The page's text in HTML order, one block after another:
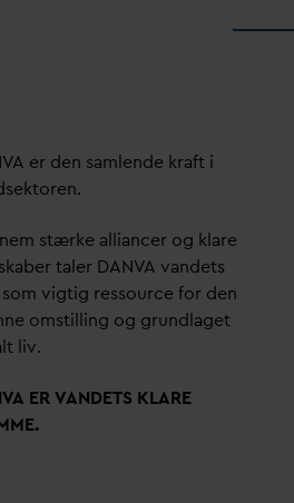
VA er den samlende kraft i
stærke alliancer og klare
taler DANVA vandets
som vigtig ressource for den
omstilling og grundlaget
liv.
VA ERVANDETS KLARE